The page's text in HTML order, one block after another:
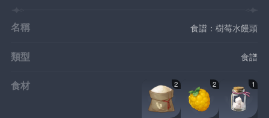
名稱 食譜：樹莓水饅頭
類型 食譜
食材 2 2 1